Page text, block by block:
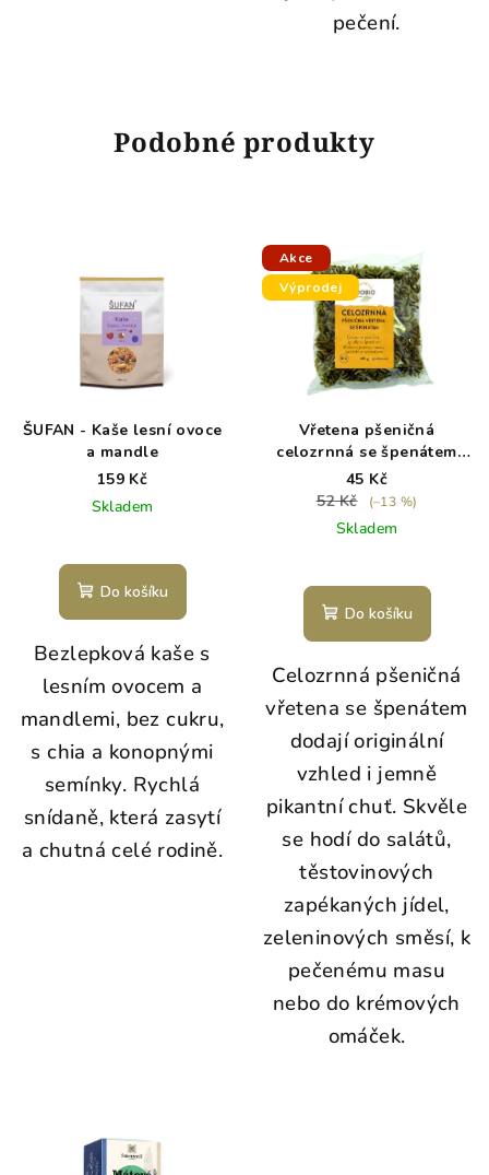
pečení.
Podobné produkty
ŠUFAN - Kaše lesní ovoce
a mandle
159 Kč
Skladem
Do košíku
Bezlepková kaše s
lesním ovocem a
mandlemi, bez cukru,
s chia a konopnými
semínky. Rychlá
snídaně, která zasytí
a chutná celé rodině.
Akce
Výprodej
Vřetena pšeničná
celozrnná se špenátem
300 g BIO PROBIO - exp.
7/26
45 Kč
52 Kč
(–13 %)
Skladem
Do košíku
Celozrnná pšeničná
vřetena se špenátem
dodají originální
vzhled i jemně
pikantní chuť. Skvěle
se hodí do salátů,
těstovinových
zapékaných jídel,
zeleninových směsí, k
pečenému masu
nebo do krémových
omáček.